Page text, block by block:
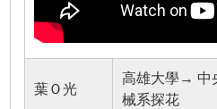
葉Ｏ光
高雄大學→ 中
械系探花